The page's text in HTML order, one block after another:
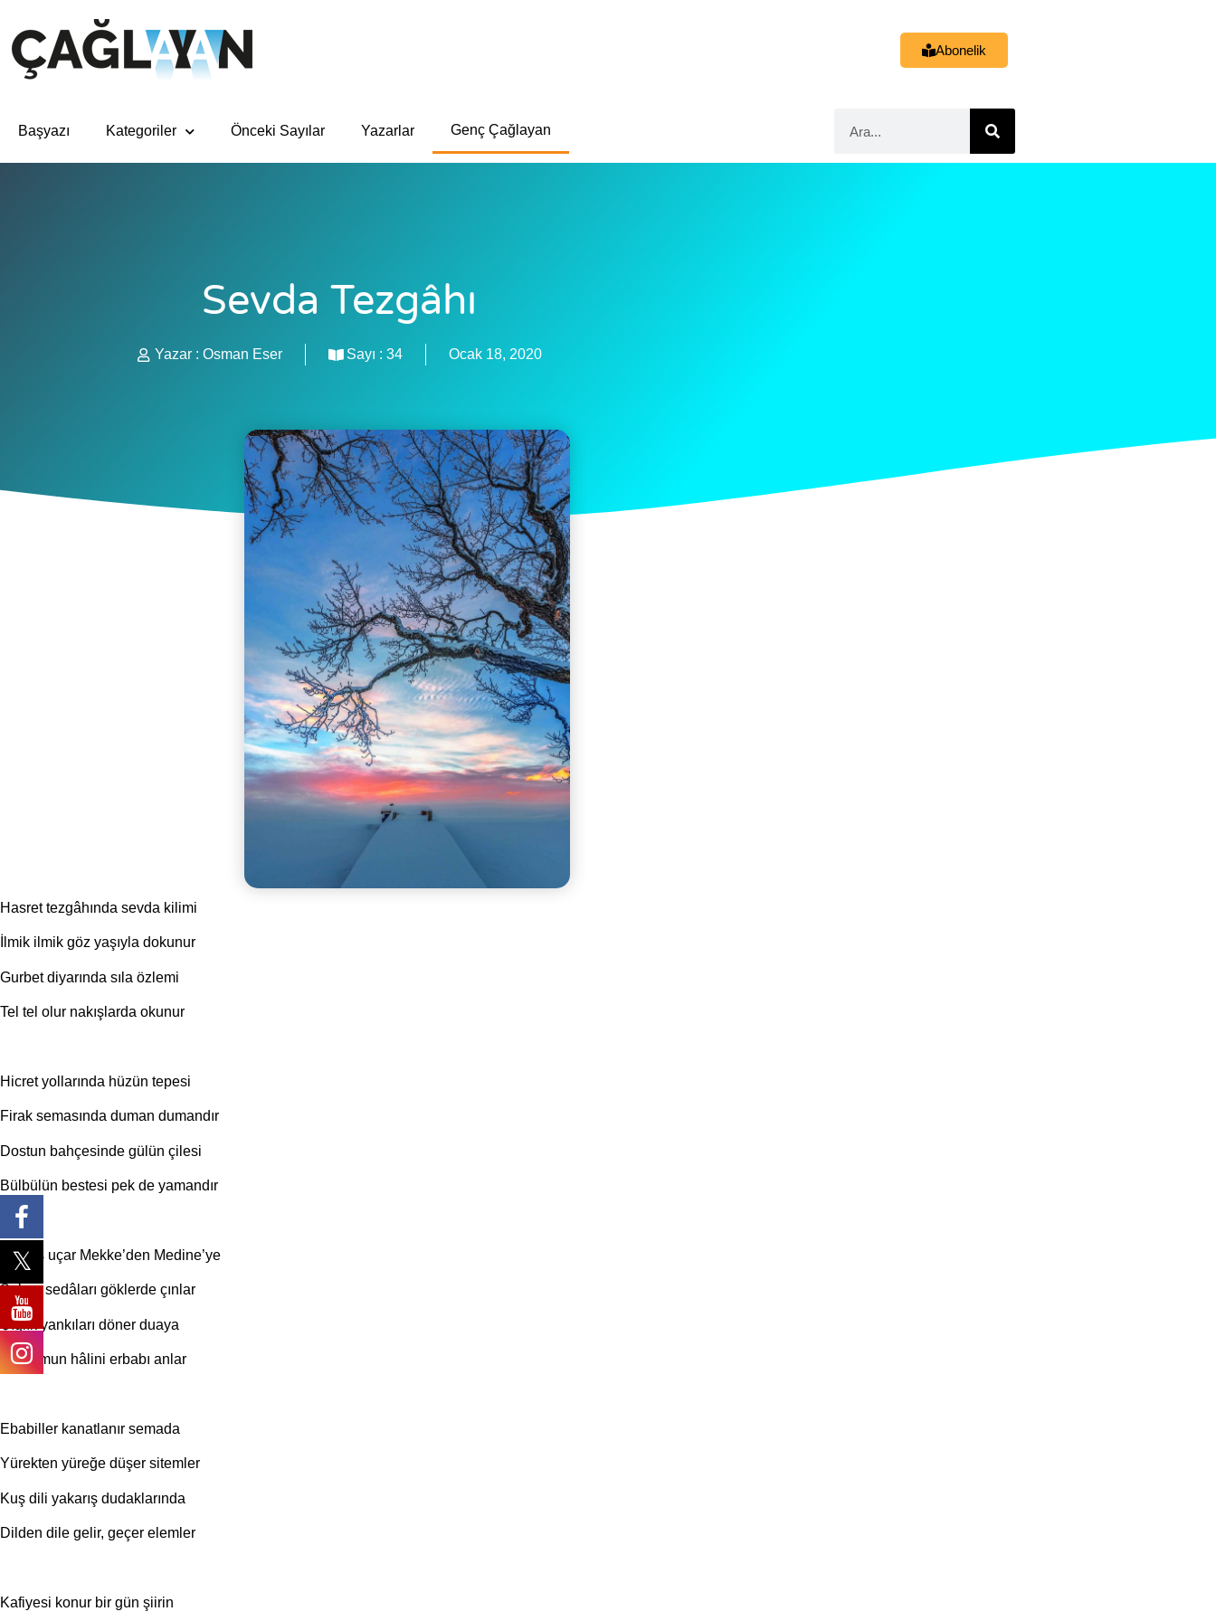
Abonelik
Başyazı Kategoriler Önceki Sayılar Yazarlar Genç Çağlayan
Sevda Tezgâhı
Yazar : Osman Eser Sayı : 34 Ocak 18, 2020
Hasret tezgâhında sevda kilimi
İlmik ilmik göz yaşıyla dokunur
Gurbet diyarında sıla özlemi
Tel tel olur nakışlarda okunur
Hicret yollarında hüzün tepesi
Firak semasında duman dumandır
Dostun bahçesinde gülün çilesi
Bülbülün bestesi pek de yamandır
Bir kuş uçar Mekke’den Medine’ye
Selam sedâları göklerde çınlar
Çığlık yankıları döner duaya
Mazlumun hâlini erbabı anlar
Ebabiller kanatlanır semada
Yürekten yüreğe düşer sitemler
Kuş dili yakarış dudaklarında
Dilden dile gelir, geçer elemler
Kafiyesi konur bir gün şiirin